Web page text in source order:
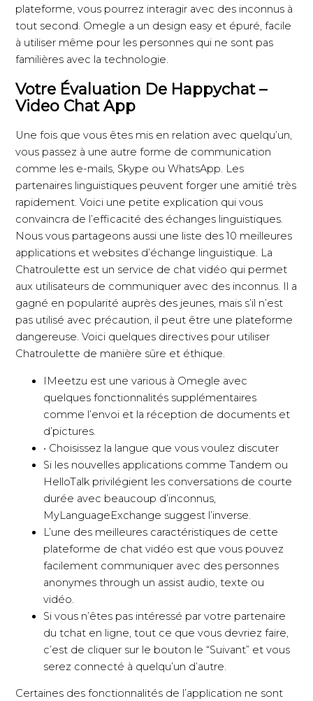
plateforme, vous pourrez interagir avec des inconnus à
tout second. Omegle a un design easy et épuré, facile
à utiliser même pour les personnes qui ne sont pas
familières avec la technologie.
Votre Évaluation De Happychat –
Video Chat App
Une fois que vous êtes mis en relation avec quelqu’un,
vous passez à une autre forme de communication
comme les e-mails, Skype ou WhatsApp. Les
partenaires linguistiques peuvent forger une amitié très
rapidement. Voici une petite explication qui vous
convaincra de l’efficacité des échanges linguistiques.
Nous vous partageons aussi une liste des 10 meilleures
applications et websites d’échange linguistique. La
Chatroulette est un service de chat vidéo qui permet
aux utilisateurs de communiquer avec des inconnus. Il a
gagné en popularité auprès des jeunes, mais s’il n’est
pas utilisé avec précaution, il peut être une plateforme
dangereuse. Voici quelques directives pour utiliser
Chatroulette de manière sûre et éthique.
IMeetzu est une various à Omegle avec
quelques fonctionnalités supplémentaires
comme l’envoi et la réception de documents et
d’pictures.
• Choisissez la langue que vous voulez discuter
Si les nouvelles applications comme Tandem ou
HelloTalk privilégient les conversations de courte
durée avec beaucoup d’inconnus,
MyLanguageExchange suggest l’inverse.
L’une des meilleures caractéristiques de cette
plateforme de chat vidéo est que vous pouvez
facilement communiquer avec des personnes
anonymes through un assist audio, texte ou
vidéo.
Si vous n’êtes pas intéressé par votre partenaire
du tchat en ligne, tout ce que vous devriez faire,
c’est de cliquer sur le bouton le “Suivant” et vous
serez connecté à quelqu’un d’autre.
Certaines des fonctionnalités de l’application ne sont